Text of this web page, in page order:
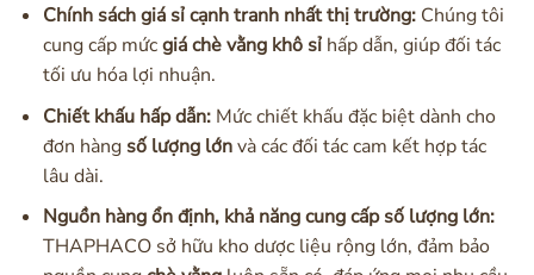
Chính sách giá sỉ cạnh tranh nhất thị trường:Chúng tôi
cung cấp mứcgiá chè vằng khô sỉhấp dẫn, giúp đối tác
tối ưu hóa lợi nhuận.
Chiết khấu hấp dẫn:Mức chiết khấu đặc biệt dành cho
đơn hàngsố lượng lớnvà các đối tác cam kết hợp tác
lâu dài.
Nguồn hàng ổn định, khả năng cung cấp số lượng lớn:
THAPHACO sở hữu kho dược liệu rộng lớn, đảm bảo